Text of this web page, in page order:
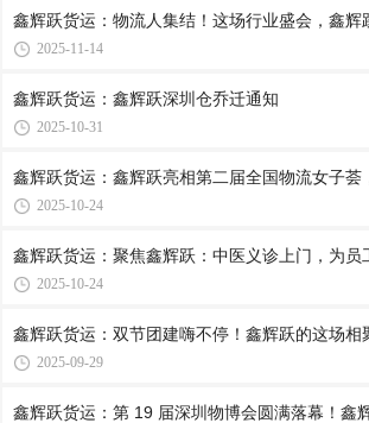
鑫辉跃货运：物流人集结！这场行业盛会，鑫辉
2025-11-14
鑫辉跃货运：鑫辉跃深圳仓乔迁通知
2025-10-31
鑫辉跃货运：鑫辉跃亮相第二届全国物流女子荟
2025-10-24
鑫辉跃货运：聚焦鑫辉跃：中医义诊上门，为员
2025-10-24
鑫辉跃货运：双节团建嗨不停！鑫辉跃的这场相
2025-09-29
鑫辉跃货运：第 19 届深圳物博会圆满落幕！鑫